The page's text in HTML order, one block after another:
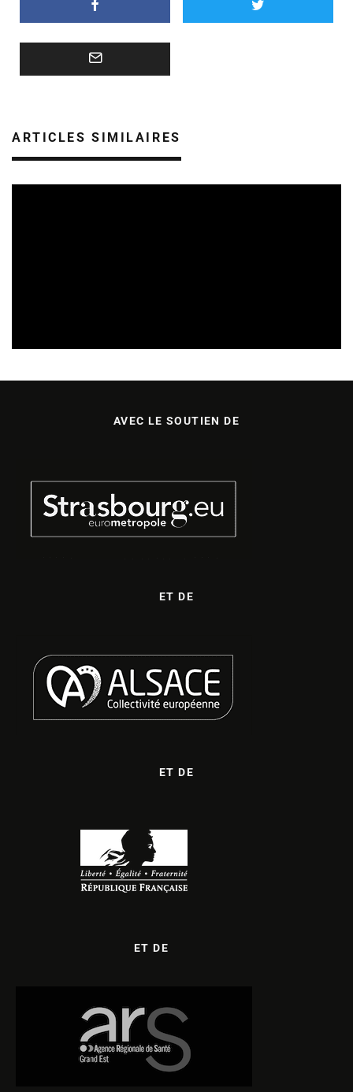
ARTICLES SIMILAIRES
AVEC LE SOUTIEN DE
ET DE
ET DE
ET DE